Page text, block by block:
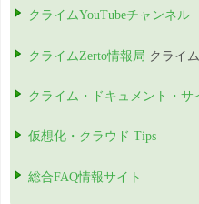
クライムYouTubeチャンネル
クライムZerto情報局 クライ
クライム・ドキュメント・サ
仮想化・クラウド Tips
総合FAQ情報サイト